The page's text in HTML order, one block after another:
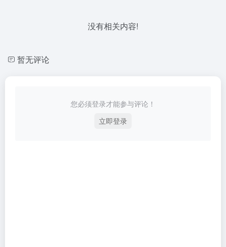
没有相关内容!
暂无评论
您必须登录才能参与评论！
立即登录